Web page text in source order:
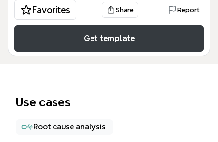
Favorites Share Report
Get template
Use cases
Root cause analysis